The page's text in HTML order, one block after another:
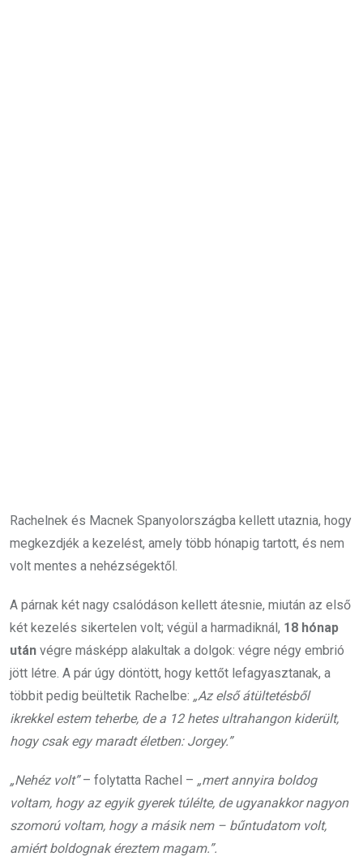
Rachelnek és Macnek Spanyolországba kellett utaznia, hogy
megkezdjék a kezelést, amely több hónapig tartott, és nem
volt mentes a nehézségektől.
A párnak két nagy csalódáson kellett átesnie, miután az első
két kezelés sikertelen volt; végül a harmadiknál, 18 hónap
után végre másképp alakultak a dolgok: végre négy embrió
jött létre. A pár úgy döntött, hogy kettőt lefagyasztanak, a
többit pedig beültetik Rachelbe: „Az első átültetésből
ikrekkel estem teherbe, de a 12 hetes ultrahangon kiderült,
hogy csak egy maradt életben: Jorgey.”
„Nehéz volt”– folytatta Rachel – „mert annyira boldog
voltam, hogy az egyik gyerek túlélte, de ugyanakkor nagyon
szomorú voltam, hogy a másik nem – bűntudatom volt,
amiért boldognak éreztem magam.”.